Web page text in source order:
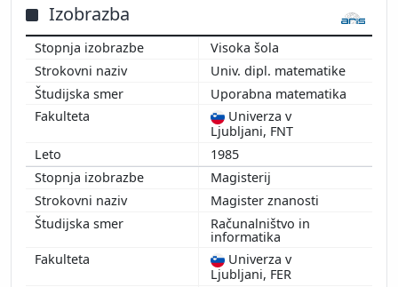
Izobrazba
Visoka šola
Univ. dipl. matematike
Uporabna matematika
Univerza v
Ljubljani, FNT
1985
Magisterij
Magister znanosti
Računalništvo in
informatika
Univerza v
Ljubljani, FER